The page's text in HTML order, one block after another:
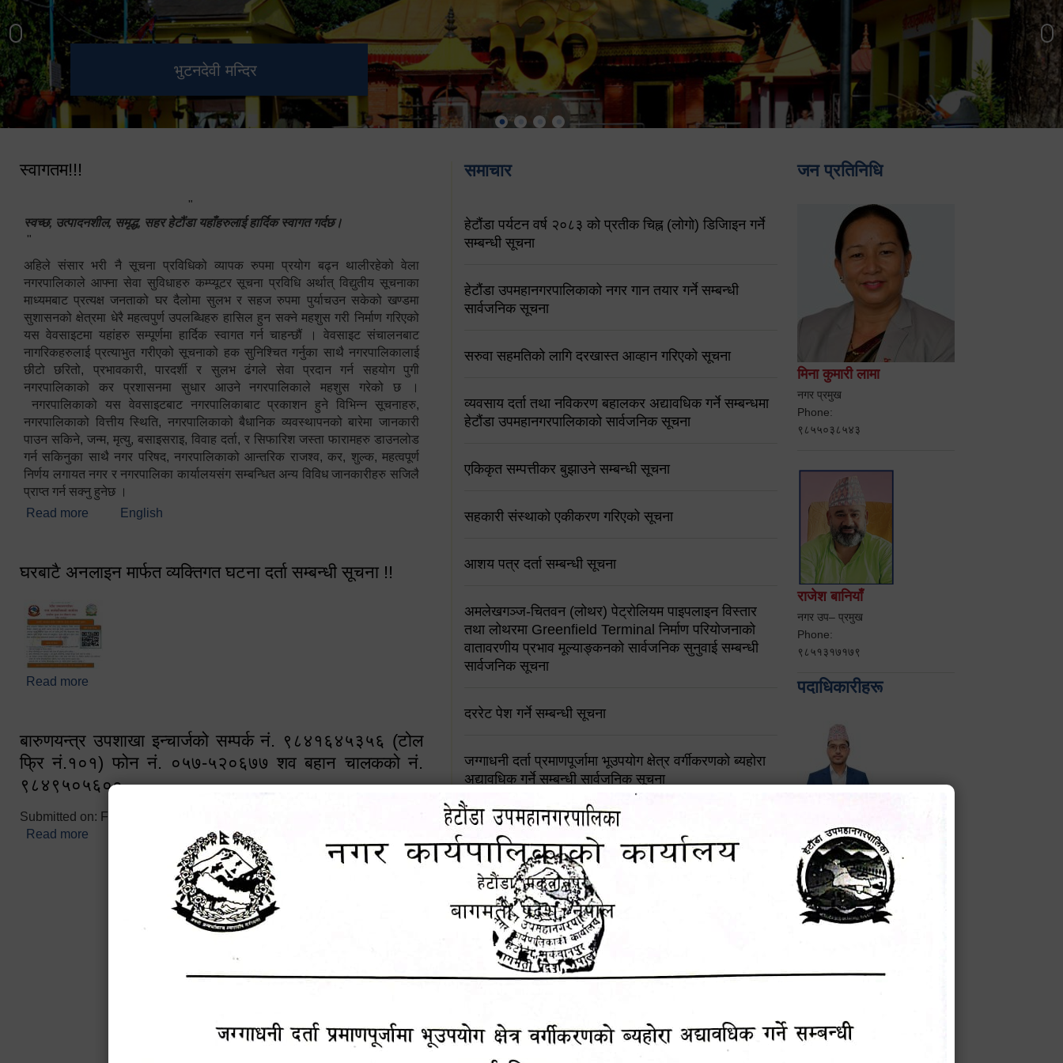
भुटनदेवी मन्दिर
स्मारक
हेटौंडा उपमहानगरपालिका नगर
कार्यपालिकाको कार्यालय
मनकामना डाँडाबाट देखिएको दृश्य
स्वागतम!!!
"
स्वच्छ, उत्पादनशील, समृद्ध, सहर हेटौंडा यहाँहरुलाई हार्दिक स्वागत गर्दछ।
"
अहिले संसार भरी नै सूचना प्रविधिको व्यापक रुपमा प्रयोग बढ्न थालीरहेको वेला
नगरपालिकाले आफ्ना सेवा सुविधाहरु कम्प्यूटर सूचना प्रविधि अर्थात् विद्युतीय सूचनाका
माध्यमबाट प्रत्यक्ष जनताको घर दैलोमा सुलभ र सहज रुपमा पुर्याचउन सकेको खण्डमा
सुशासनको क्षेत्रमा धेरै महत्वपुर्ण उपलब्धिहरु हासिल हुन सक्ने महशुस गरी निर्माण गरिएको
यस वेवसाइटमा यहांहरु सम्पूर्णमा हार्दिक स्वागत गर्न चाहन्छौं । वेवसाइट संचालनबाट
नागरिकहरुलाई प्रत्याभुत गरीएको सूचनाको हक सुनिश्चित गर्नुका साथै नगरपालिकालाई
छीटो छरितो, प्रभावकारी, पारदर्शी र सुलभ ढंगले सेवा प्रदान गर्न सहयोग पुगी
नगरपालिकाको कर प्रशासनमा सुधार आउने नगरपालिकाले महशुस गरेको छ ।
नगरपालिकाको यस वेवसाइटबाट नगरपालिकाबाट प्रकाशन हुने विभिन्न सूचनाहरु,
नगरपालिकाको वित्तीय स्थिति, नगरपालिकाको बैधानिक व्यवस्थापनको बारेमा जानकारी
पाउन सकिने, जन्म, मृत्यु, बसाइसराइ, विवाह दर्ता, र सिफारिश जस्ता फारामहरु डाउनलोड
गर्न सकिनुका साथै नगर परिषद, नगरपालिकाको आन्तरिक राजश्व, कर, शुल्क, महत्वपूर्ण
निर्णय लगायत नगर र नगरपालिका कार्यालयसंग सम्बन्धित अन्य विविध जानकारीहरु सजिलै
प्राप्त गर्न सक्नु हुनेछ ।
Read more about स्वागतम!!!
English
घरबाटै अनलाइन मार्फत व्यक्तिगत घटना दर्ता सम्बन्धी सूचना !!
Read more
बारुणयन्त्र उपशाखा इन्चार्जको सम्पर्क नं. ९८४१६४५३५६ (टोल
फ्रि नं.१०१) फोन नं. ०५७-५२०६७७ शव बहान चालकको नं.
९८४९५०५६००
Submitted on: Fri, 02/25/2022 - 10:50
Read more about बारुणयन्त्र उपशाखा इन्चार्जको सम्पर्क नं. ९८४१६४५३५६ (टोल फ्रि
नं.१०१) फोन नं. ०५७-५२०६७७ शव बहान चालकको नं. ९८४९५०५६००
समाचार
हेटौंडा पर्यटन वर्ष २०८३ को प्रतीक चिह्न (लोगो) डिजिाइन गर्ने
सम्बन्धी सूचना
हेटौंडा उपमहानगरपालिकाको नगर गान तयार गर्ने सम्बन्धी
सार्वजनिक सूचना
सरुवा सहमतिको लागि दरखास्त आव्हान गरिएको सूचना
व्यवसाय दर्ता तथा नविकरण बहालकर अद्यावधिक गर्ने सम्बन्धमा
हेटौंडा उपमहानगरपालिकाको सार्वजनिक सूचना
एकिकृत सम्पत्तीकर बुझाउने सम्बन्धी सूचना
सहकारी संस्थाको एकीकरण गरिएको सूचना
आशय पत्र दर्ता सम्बन्धी सूचना
अमलेखगञ्ज-चितवन (लोथर) पेट्रोलियम पाइपलाइन विस्तार
तथा लोथरमा Greenfield Terminal निर्माण परियोजनाको
वातावरणीय प्रभाव मूल्याङ्कनको सार्वजनिक सुनुवाई सम्बन्धी
सार्वजनिक सूचना
दररेट पेश गर्ने सम्बन्धी सूचना
जग्गाधनी दर्ता प्रमाणपूर्जामा भूउपयोग क्षेत्र वर्गीकरणको ब्यहोरा
अद्यावधिक गर्ने सम्बन्धी सार्वजनिक सूचना
आशय पत्र दर्ता सम्बन्धी सूचना
शिक्षक सरुवा सहमतिका लागि दरखास्त आव्हान सम्बन्धी सूचना !
हेटौंडा उपमहानगरपालिकाको सूची दर्ता सम्बन्धी सूचना
चुरियामाई सुरुङको संरक्षण तथा व्यवस्थापनको जिम्मेवारी
पोषाक र परिचयपत्र अनिवार्य लगाउने सम्बन्धमा ।
जन प्रतिनिधि
मिना कुमारी लामा
नगर प्रमुख
Phone:
९८५५०३८५४३
राजेश बानियाँ
नगर उप– प्रमुख
Phone:
९८५१३१७१७९
पदाधिकारीहरू
प्रमुख प्रशासकीय अधिकृत
Phone: 9855010111
सविन न्यौपाने